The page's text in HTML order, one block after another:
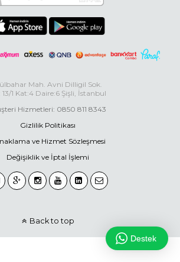
Mah. Avni Dilligil Sok.
13/1 Kat:4 Daire:6 Şişli, İstanbul
Hizmetleri: 0850 811 8343
Gizlilik Politikası
ve Hizmet Sözleşmesi
Değişiklik ve İptal İşlemi
Back to top
Destek